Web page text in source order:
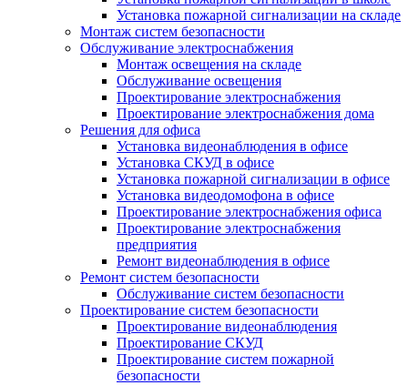
Установка пожарной сигнализации на складе
Монтаж систем безопасности
Обслуживание электроснабжения
Монтаж освещения на складе
Обслуживание освещения
Проектирование электроснабжения
Проектирование электроснабжения дома
Решения для офиса
Установка видеонаблюдения в офисе
Установка СКУД в офисе
Установка пожарной сигнализации в офисе
Установка видеодомофона в офисе
Проектирование электроснабжения офиса
Проектирование электроснабжения
предприятия
Ремонт видеонаблюдения в офисе
Ремонт систем безопасности
Обслуживание систем безопасности
Проектирование систем безопасности
Проектирование видеонаблюдения
Проектирование СКУД
Проектирование систем пожарной
безопасности